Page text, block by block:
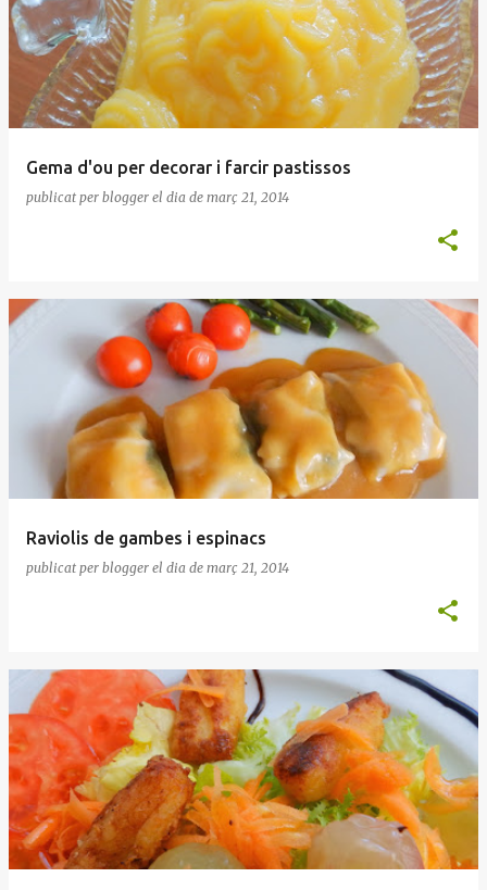
Gema d'ou per decorar i farcir pastissos
publicat per blogger el dia de març 21, 2014
Raviolis de gambes i espinacs
publicat per blogger el dia de març 21, 2014